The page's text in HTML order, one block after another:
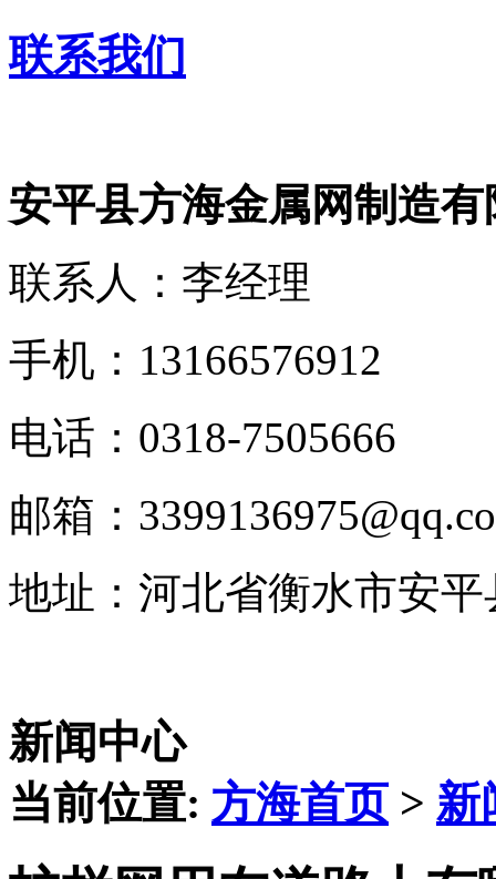
联系我们
安平县方海金属网制造有
联系人：李经理
手机：13166576912
电话：0318-7505666
邮箱：
地址：河北省衡水市安
新闻中心
当前位置: 方海首页> 新